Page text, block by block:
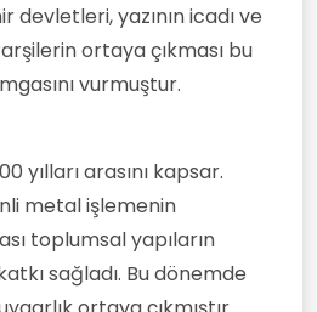
devletleri, yazının icadı ve
ortaya çıkması bu
vurmuştur.
yılları arasını kapsar.
metal işlemenin
toplumsal yapıların
sağladı. Bu dönemde